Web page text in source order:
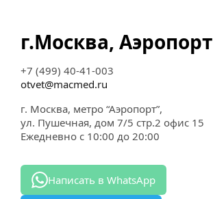
г.Москва, Аэропорт
+7 (499) 40-41-003
otvet@macmed.ru
г. Москва, метро “Аэропорт”,
ул. Пушечная, дом 7/5 стр.2 офис 15
Ежедневно с 10:00 до 20:00
Написать в WhatsApp